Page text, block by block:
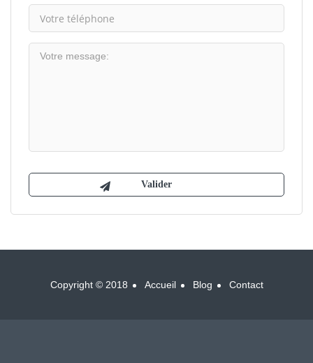
Copyright © 2018 Accueil Blog Contact